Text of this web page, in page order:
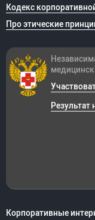
Кодекс
Про этические
Корпоративные
Результат